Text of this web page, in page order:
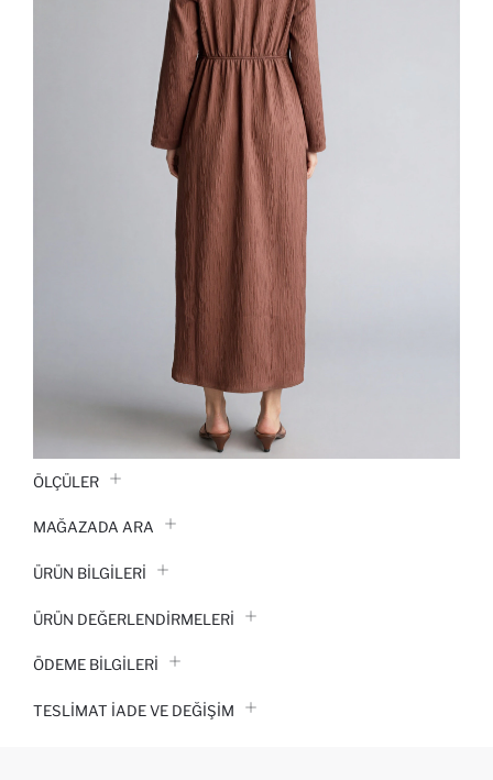
ÖLÇÜLER
MAĞAZADA ARA
ÜRÜN BILGILERI
ÜRÜN DEĞERLENDİRMELERİ
ÖDEME BİLGİLERİ
TESLIMAT İADE VE DEĞIŞIM